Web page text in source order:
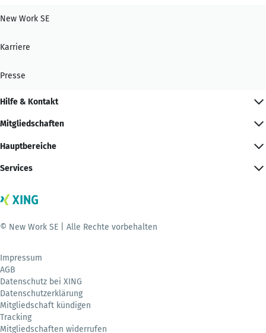
New Work SE
Karriere
Presse
Hilfe & Kontakt
Mitgliedschaften
Hauptbereiche
Services
© New Work SE | Alle Rechte vorbehalten
Impressum
AGB
Datenschutz bei XING
Datenschutzerklärung
Mitgliedschaft kündigen
Tracking
Mitgliedschaften widerrufen